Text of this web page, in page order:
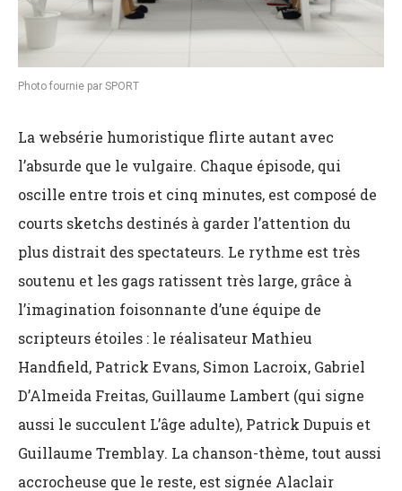
Photo fournie par SPORT
La websérie humoristique flirte autant avec
l’absurde que le vulgaire. Chaque épisode, qui
oscille entre trois et cinq minutes, est composé de
courts sketchs destinés à garder l’attention du
plus distrait des spectateurs. Le rythme est très
soutenu et les gags ratissent très large, grâce à
l’imagination foisonnante d’une équipe de
scripteurs étoiles : le réalisateur Mathieu
Handfield, Patrick Evans, Simon Lacroix, Gabriel
D’Almeida Freitas, Guillaume Lambert (qui signe
aussi le succulent L’âge adulte), Patrick Dupuis et
Guillaume Tremblay. La chanson-thème, tout aussi
accrocheuse que le reste, est signée Alaclair